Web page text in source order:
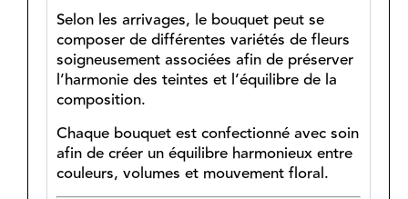
Selon les arrivages, le bouquet peut se
composer de différentes variétés de fleurs
soigneusement associées afin de préserver
l’harmonie des teintes et l’équilibre de la
composition.
Chaque bouquet est confectionné avec soin
afin de créer un équilibre harmonieux entre
couleurs, volumes et mouvement floral.